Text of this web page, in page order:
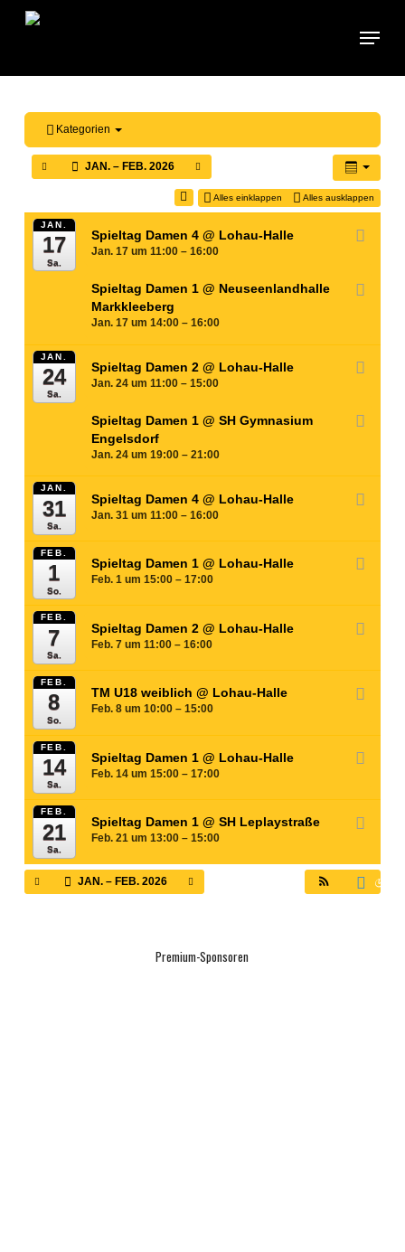
Skip
Menu
Kategorien
JAN. – FEB. 2026
Alles einklappen Alles ausklappen
JAN.
17
Sa.
Spieltag Damen 4@ Lohau-Halle
Jan. 17 um 11:00 – 16:00
Spieltag Damen 1@ Neuseenlandhalle
Markkleeberg
Jan. 17 um 14:00 – 16:00
JAN.
24
Sa.
Spieltag Damen 2@ Lohau-Halle
Jan. 24 um 11:00 – 15:00
Spieltag Damen 1@ SH Gymnasium
Engelsdorf
Jan. 24 um 19:00 – 21:00
JAN.
31
Sa.
Spieltag Damen 4@ Lohau-Halle
Jan. 31 um 11:00 – 16:00
FEB.
1
So.
Spieltag Damen 1@ Lohau-Halle
Feb. 1 um 15:00 – 17:00
FEB.
7
Sa.
Spieltag Damen 2@ Lohau-Halle
Feb. 7 um 11:00 – 16:00
FEB.
8
So.
TM U18 weiblich@ Lohau-Halle
Feb. 8 um 10:00 – 15:00
FEB.
14
Sa.
Spieltag Damen 1@ Lohau-Halle
Feb. 14 um 15:00 – 17:00
FEB.
21
Sa.
Spieltag Damen 1@ SH Leplaystraße
Feb. 21 um 13:00 – 15:00
JAN. – FEB. 2026
Premium-Sponsoren